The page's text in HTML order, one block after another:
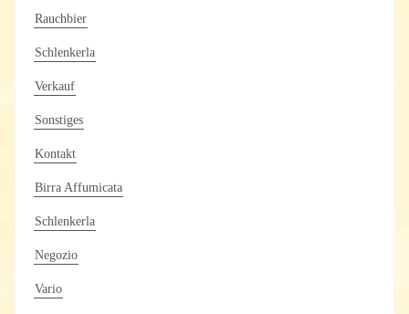
Rauchbier
Schlenkerla
Verkauf
Sonstiges
Kontakt
Birra Affumicata
Schlenkerla
Negozio
Vario